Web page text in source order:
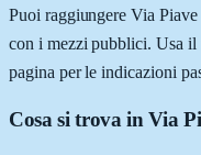
Puoi raggiungere Via
con i mezzi pubblici. Usa il
pagina per le indicazioni
Cosa si trova in Via